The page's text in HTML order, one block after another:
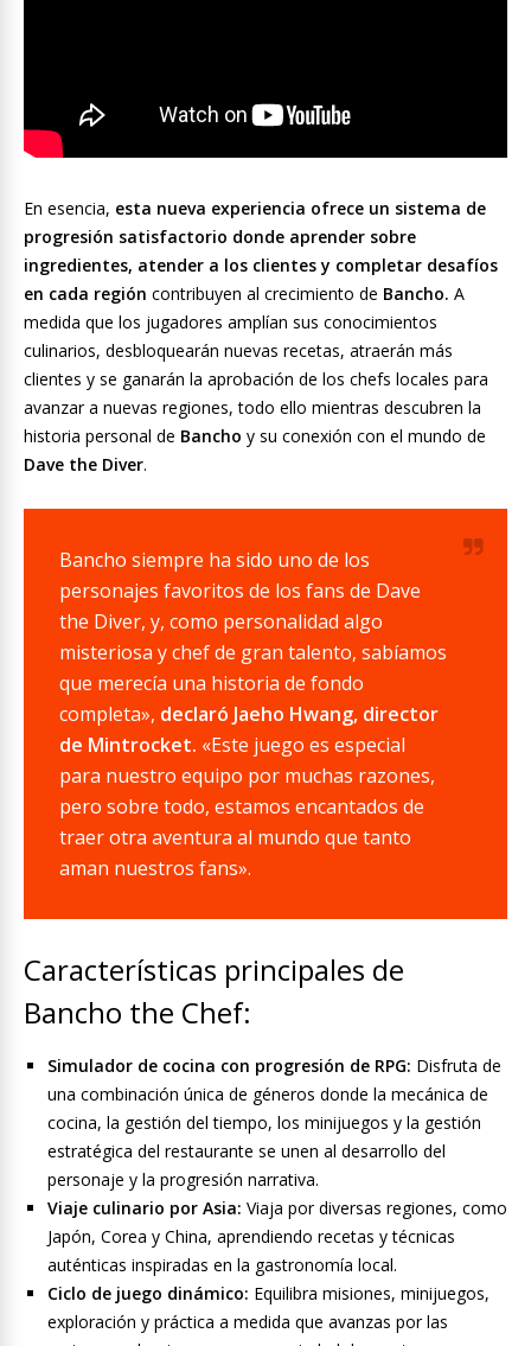
En esencia, esta nueva experiencia ofrece un sistema de
progresión satisfactorio donde aprender sobre
ingredientes, atender a los clientes y completar desafíos
en cada región contribuyen al crecimiento de Bancho. A
medida que los jugadores amplían sus conocimientos
culinarios, desbloquearán nuevas recetas, atraerán más
clientes y se ganarán la aprobación de los chefs locales para
avanzar a nuevas regiones, todo ello mientras descubren la
historia personal de Bancho y su conexión con el mundo de
Dave the Diver.
Bancho siempre ha sido uno de los
personajes favoritos de los fans de Dave
the Diver, y, como personalidad algo
misteriosa y chef de gran talento, sabíamos
que merecía una historia de fondo
completa», declaró Jaeho Hwang, director
de Mintrocket. «Este juego es especial
para nuestro equipo por muchas razones,
pero sobre todo, estamos encantados de
traer otra aventura al mundo que tanto
aman nuestros fans».
Características principales de
Bancho the Chef:
Simulador de cocina con progresión de RPG: Disfruta de
una combinación única de géneros donde la mecánica de
cocina, la gestión del tiempo, los minijuegos y la gestión
estratégica del restaurante se unen al desarrollo del
personaje y la progresión narrativa.
Viaje culinario por Asia: Viaja por diversas regiones, como
Japón, Corea y China, aprendiendo recetas y técnicas
auténticas inspiradas en la gastronomía local.
Ciclo de juego dinámico: Equilibra misiones, minijuegos,
exploración y práctica a medida que avanzas por las